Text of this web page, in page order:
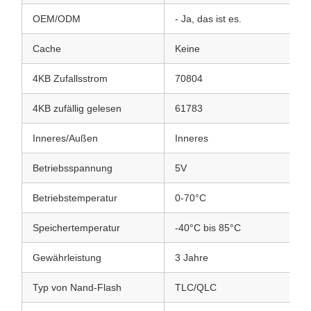
OEM/ODM - Ja, das ist es.
Cache Keine
4KB Zufallsstrom 70804
4KB zufällig gelesen 61783
Inneres/Außen Inneres
Betriebsspannung 5V
Betriebstemperatur 0-70°C
Speichertemperatur -40°C bis 85°C
Gewährleistung 3 Jahre
Typ von Nand-Flash TLC/QLC